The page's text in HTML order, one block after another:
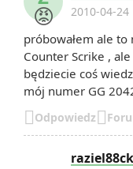
😡 2010-04-24
próbowałem ale
Counter Scrike ,
będziecie coś
mój numer GG
Odpowiedz
raziel88ck